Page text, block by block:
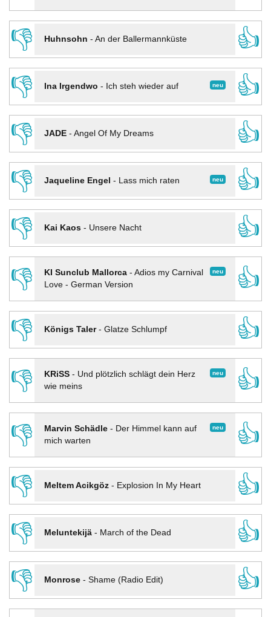
👎
Huhnsohn - An der Ballermannküste
👍
👎
neu
Ina Irgendwo - Ich steh wieder auf
👍
👎
JADE- Angel Of My Dreams
👍
👎
neu
Jaqueline Engel - Lass mich raten
👍
👎
Kai Kaos- Unsere Nacht
👍
👎
neu
KI Sunclub Mallorca- Adios my Carnival
Love - German Version
👍
👎
Königs Taler- Glatze Schlumpf
👍
👎
neu
KRiSS- Und plötzlich schlägt dein Herz
wie meins
👍
👎 neu
Marvin Schädle- Der Himmel kann auf
mich warten
👍
👎
Meltem Acikgöz- Explosion In My Heart
👍
👎
Meluntekijä- March of the Dead
👍
👎
Monrose- Shame (Radio Edit)
👍